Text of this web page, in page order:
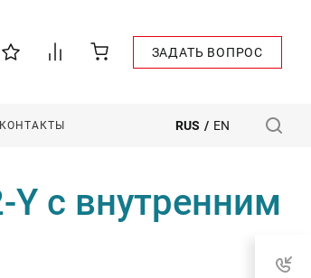
ЗАДАТЬ ВОПРОС
КОНТАКТЫ RUS / EN
с внутренним